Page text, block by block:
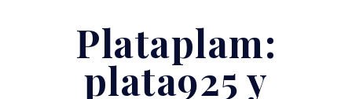
Plataplam:
plata925 y